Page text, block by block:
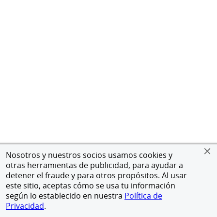
Nosotros y nuestros socios usamos cookies y
otras herramientas de publicidad, para ayudar a
detener el fraude y para otros propósitos. Al usar
este sitio, aceptas cómo se usa tu información
según lo establecido en nuestra Política de
Privacidad.